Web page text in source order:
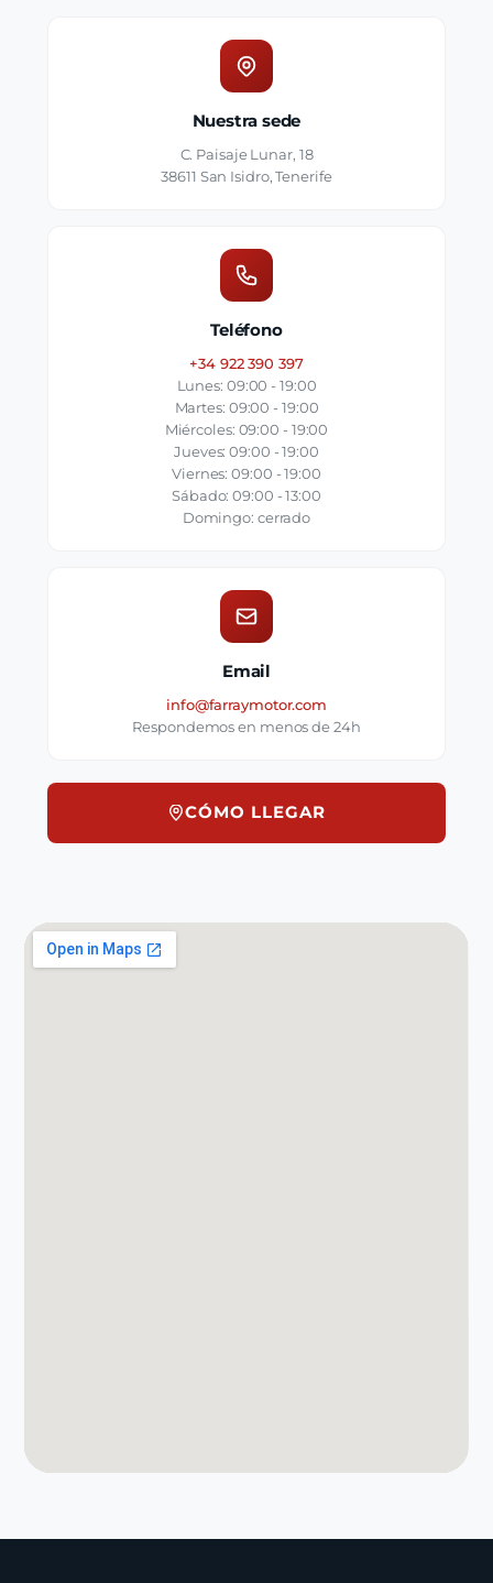
Nuestra sede
C. Paisaje Lunar, 18
38611 San Isidro, Tenerife
Teléfono
+34 922 390 397
Lunes: 09:00 - 19:00
Martes: 09:00 - 19:00
Miércoles: 09:00 - 19:00
Jueves: 09:00 - 19:00
Viernes: 09:00 - 19:00
Sábado: 09:00 - 13:00
Domingo: cerrado
Email
info@farraymotor.com
Respondemos en menos de 24h
CÓMO LLEGAR